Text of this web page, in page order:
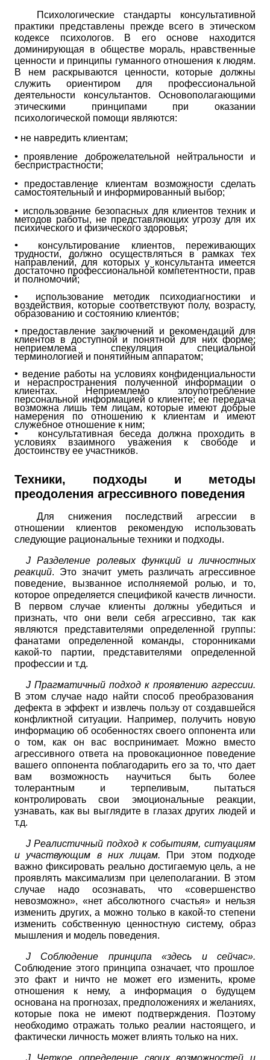
Психологические стандарты консультативной
практики представлены прежде всего в этическом
кодексе психологов. В его основе находится
доминирующая в обществе мораль, нравственные
ценности и принципы гуманного отношения к людям.
В нем раскрываются ценности, которые должны
служить ориентиром для профессиональной
деятельности консультантов. Основополагающими
этическими принципами при оказании
психологической помощи являются:
• не навредить клиентам;
• проявление доброжелательной нейтральности и
беспристрастности;
•
предоставление клиентам возможности сделать
самостоятельный и информированный выбор;
• использование безопасных для клиентов техник и
методов работы, не представляющих угрозу для их
психического и физического здоровья;
•
консультирование клиентов, переживающих
трудности, должно осуществляться в рамках тех
направлений, для которых у консультанта имеется
достаточно профессиональной компетентности, прав
и полномочий;
•
использование методик психодиагностики и
воздействия, которые соответствуют полу, возрасту,
образованию и состоянию клиентов;
• предоставление заключений и рекомендаций для
клиентов в доступной и понятной для них форме;
неприемлема спекуляция специальной
терминологией и понятийным аппаратом;
• ведение работы на условиях конфиденциальности
и нераспространения полученной информации о
клиентах. Неприемлемо злоупотребление
персональной информацией о клиенте; ее передача
возможна лишь тем лицам, которые имеют добрые
намерения по отношению к клиентам и имеют
служебное отношение к ним;
•
консультативная беседа должна проходить в
условиях взаимного уважения к свободе и
достоинству ее участников.
Техники, подходы и методы
преодоления агрессивного поведения
Для снижения последствий агрессии в
отношении клиентов рекомендую использовать
следующие рациональные техники и подходы.
J
Разделение ролевых функций и личностных
реакций. Это значит уметь различать агрессивное
поведение, вызванное исполняемой ролью, и то,
которое определяется спецификой качеств личности.
В первом случае клиенты должны убедиться и
признать, что они вели себя агрессивно, так как
являются представителями определенной группы:
фанатами определенной команды, сторонниками
какой-то партии, представителями определенной
профессии и т.д.
J Прагматичный подход к проявлению агрессии.
В этом случае надо найти способ преобразования
дефекта в эффект и извлечь пользу от создавшейся
конфликтной ситуации. Например, получить новую
информацию об особенностях своего оппонента или
о том, как он вас воспринимает. Можно вместо
агрессивного ответа на провокационное поведение
вашего оппонента поблагодарить его за то, что дает
вам возможность научиться быть более
толерантным и терпеливым, пытаться
контролировать свои эмоциональные реакции,
узнавать, как вы выглядите в глазах других людей и
т.д.
J Реалистичный подход к событиям, ситуациям
и участвующим в них лицам. При этом подходе
важно фиксировать реально достигаемую цель, а не
проявлять максимализм при целеполагании. В этом
случае надо осознавать, что «совершенство
невозможно», «нет абсолютного счастья» и нельзя
изменить других, а можно только в какой-то степени
изменить собственную ценностную систему, образ
мышления и модель поведения.
J
Соблюдение принципа «здесь и сейчас».
Соблюдение этого принципа означает, что прошлое
это факт и ничто не может его изменить, кроме
отношения к нему, а информация о будущем
основана на прогнозах, предположениях и желаниях,
которые пока не имеют подтверждения. Поэтому
необходимо отражать только реалии настоящего, и
фактически личность может влиять только на них.